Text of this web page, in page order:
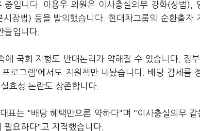
입니다. 이용우 의원은 이사충실의무 강화(상법),
장법) 등을 발의했습니다. 현대차그룹의 순환출자
들입니다.
에 국회 지형도 반대논리가 약해질 수 있습니다. 정
로그램'에서도 지원책만 내놨습니다. 배당 감세를
효성 논란도 상존합니다.
표는 "배당 혜택만으론 약하다"며 "이사충실의무
요하다"고 지적했습니다.